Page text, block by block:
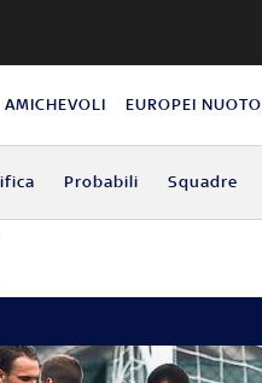
AMICHEVOLI EUROPEI NUOTO
Probabili Squadre